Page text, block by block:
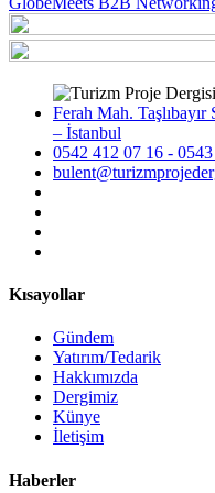
Ferah Mah.
– İstanbul
0542 412 07 16 -
Kısayollar
Gündem
Yatırım/Tedarik
Hakkımızda
Dergimiz
Künye
İletişim
Haberler